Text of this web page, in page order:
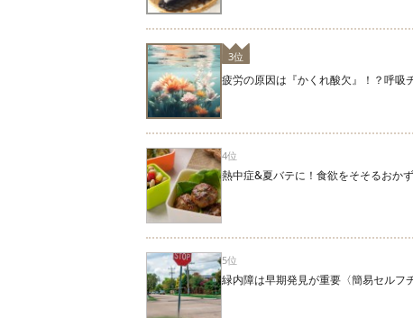
3位
疲労の原因は『かくれ酸欠』！？呼吸
4位
熱中症&夏バテに！食欲をそそるおか
5位
緑内障は早期発見が重要〈簡易セルフ